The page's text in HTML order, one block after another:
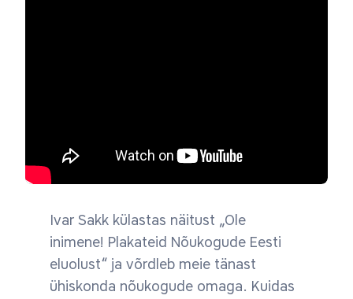
Ivar Sakk külastas näitust „Ole
inimene! Plakateid Nõukogude Eesti
eluolust“ ja võrdleb meie tänast
ühiskonda nõukogude omaga. Kuidas